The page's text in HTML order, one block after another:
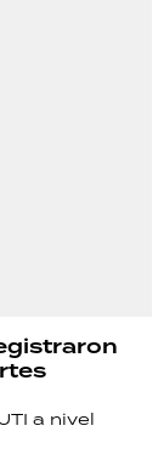
a nivel